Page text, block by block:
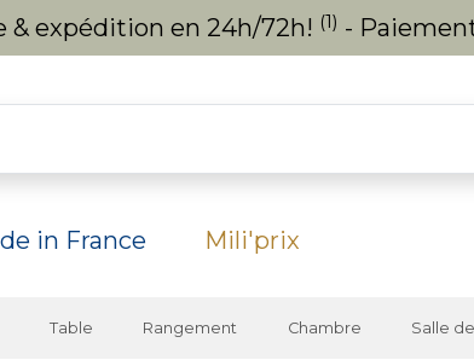
& expédition en 24h/72h! (1) -
in France Mili'prix
Table Rangement Chambre Salle